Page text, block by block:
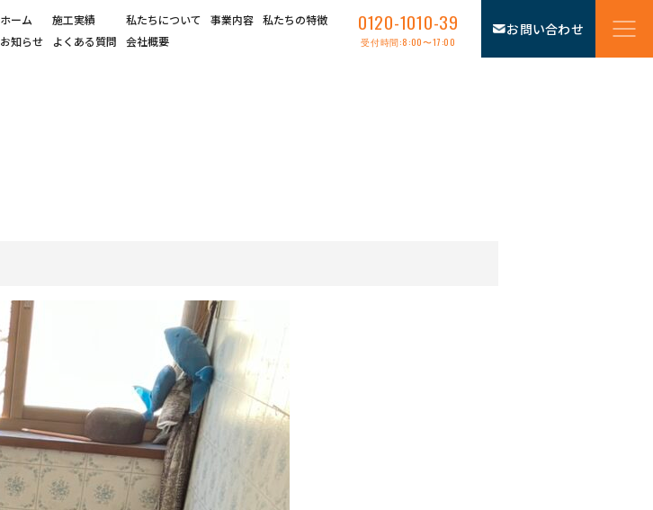
ホーム 施工実績 私たちについて 事業内容 私たちの特徴
お知らせ
よくある質問 会社概要
0120-1010-39
受付時間:8:00〜17:00
お問い合わせ